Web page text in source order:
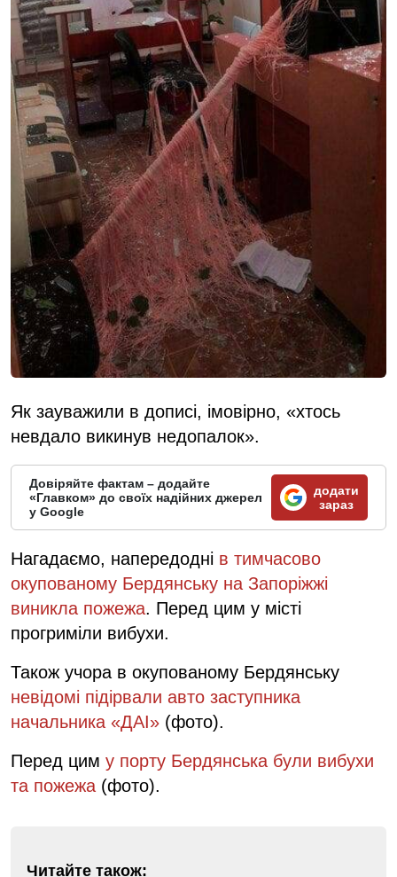
Як зауважили в дописі, імовірно, «хтось
невдало викинув недопалок».
Довіряйте фактам – додайте
«Главком» до своїх надійних джерел
у Google
додати
зараз
Нагадаємо, напередодні в тимчасово
окупованому Бердянську на Запоріжжі
виникла пожежа. Перед цим у місті
прогриміли вибухи.
Також учора в окупованому Бердянську
невідомі підірвали авто заступника
начальника «ДАІ» (фото).
Перед цим у порту Бердянська були вибухи
та пожежа (фото).
Читайте також: